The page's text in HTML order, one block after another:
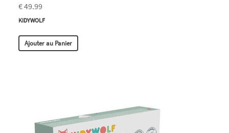
€ 49.99
KIDYWOLF
Ajouter au Panier